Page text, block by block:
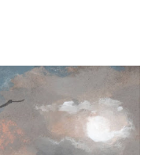
Comenzaba 2018 con
Divination , del cuarteto
Mark McGrain. Un
y lúcido en su